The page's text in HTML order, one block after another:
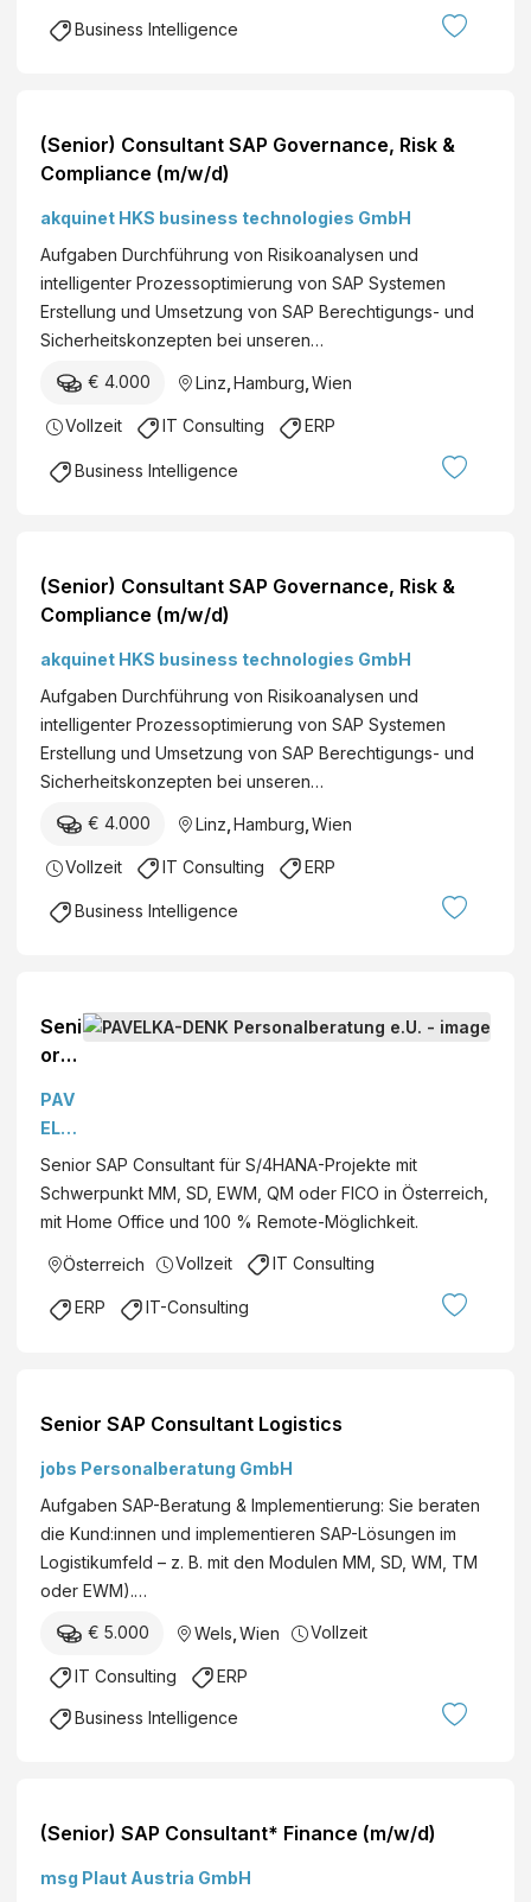
Business Intelligence
(Senior) Consultant SAP Governance, Risk &
Compliance (m/w/d)
akquinet HKS business technologies GmbH
Aufgaben Durchführung von Risikoanalysen und
intelligenter Prozessoptimierung von SAP Systemen
Erstellung und Umsetzung von SAP Berechtigungs- und
Sicherheitskonzepten bei unseren…
€ 4.000 Linz Hamburg Wien
Vollzeit IT Consulting ERP
Business Intelligence
(Senior) Consultant SAP Governance, Risk &
Compliance (m/w/d)
akquinet HKS business technologies GmbH
Aufgaben Durchführung von Risikoanalysen und
intelligenter Prozessoptimierung von SAP Systemen
Erstellung und Umsetzung von SAP Berechtigungs- und
Sicherheitskonzepten bei unseren…
€ 4.000 Linz Hamburg Wien
Vollzeit IT Consulting ERP
Business Intelligence
Seni
or
Con
sult
ant
S/4
HAN
A
w/d)
|
M |
QM
|
FIC
O
PAV
ELK
A-
DEN
onal
bera
tung
Senior SAP Consultant für S/4HANA-Projekte mit
Schwerpunkt MM, SD, EWM, QM oder FICO in Österreich,
mit Home Office und 100 % Remote-Möglichkeit.
Österreich Vollzeit IT Consulting
ERP IT-Consulting
Senior SAP Consultant Logistics
jobs Personalberatung GmbH
Aufgaben SAP-Beratung & Implementierung: Sie beraten
die Kund:innen und implementieren SAP-Lösungen im
Logistikumfeld – z. B. mit den Modulen MM, SD, WM, TM
oder EWM).…
€ 5.000 Wels Wien Vollzeit
IT Consulting ERP
Business Intelligence
(Senior) SAP Consultant* Finance (m/w/d)
msg Plaut Austria GmbH